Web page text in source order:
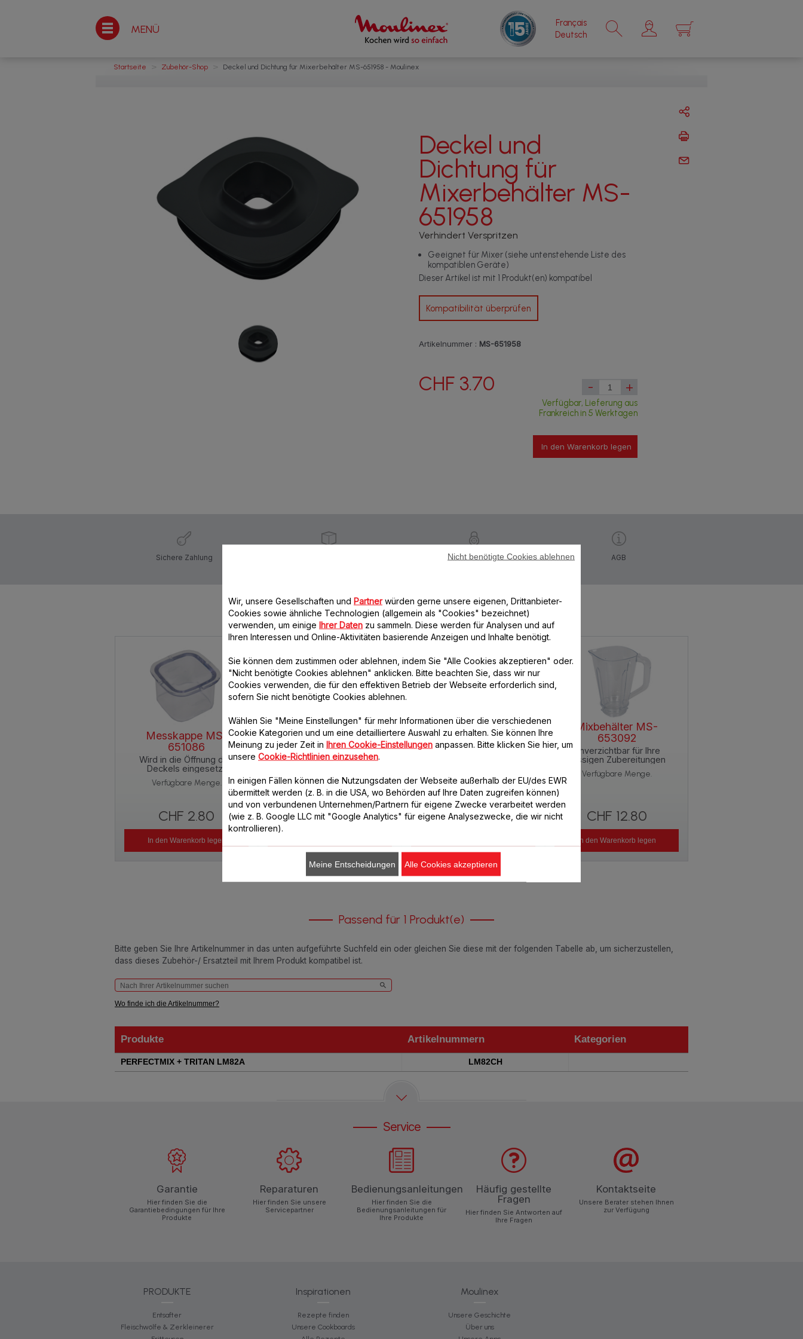
MENÜ
Français
Deutsch
×
Startseite > Zubehör-Shop Deckel und Dichtung für Mixerbehälter MS-651958 - Moulinex
Deckel und
Dichtung für
Mixerbehälter MS-
651958
Verhindert Verspritzen
Geeignet für Mixer (siehe untenstehende Liste des
kompatiblen Geräte)
Dieser Artikel ist mit 1 Produkt(en) kompatibel
Kompatibilität überprüfen
Artikelnummer : MS-651958
CHF 3.70 - +
Verfügbar, Lieferung aus
Frankreich in 5 Werktagen
In den Warenkorb legen
Sichere Zahlung Datenschutz AGB
Weiteres empfohlenes Zubehör
Messkappe MS-
651086
Wird in die Öffnung des
Deckels eingesetzt
Verfügbare Menge.
CHF 2.80
In den Warenkorb legen
Spatel MS-651117
Praktisch und
unverzichtbar!
CHF 3.70
Deckeldichtung für
Mixerbehälter MS-
651959
Verfügbare Menge.
CHF 3.70
Mixbehälter MS-
653092
flüssigen Zubereitungen
Verfügbare Menge.
CHF 12.80
In den Warenkorb legen
Passend für 1 Produkt(e)
Bitte geben Sie Ihre Artikelnummer in das unten aufgeführte Suchfeld ein oder gleichen Sie diese mit der folgenden Tabelle ab, um sicherzustellen,
dass dieses Zubehör-/ Ersatzteil mit Ihrem Produkt kompatibel ist.
Wo finde ich die Artikelnummer?
Produkte Artikelnummern
Kategorien
Produkte
Artikelnummern
PERFECTMIX + TRITAN LM82A LM82CH
Service
Garantie
Hier finden Sie die
Garantiebedingungen für Ihre
Produkte
Reparaturen
Hier finden Sie unsere
Servicepartner
Bedienungsanleitungen
Hier finden Sie die
Bedienungsanleitungen für
Ihre Produkte
Häufig gestellte
Fragen
Hier finden Sie Antworten auf
Ihre Fragen
Kontaktseite
Unsere Berater stehen Ihnen
zur Verfügung
PRODUKTE
Entsafter
Fleischwölfe & Zerkleinerer
Inspirationen
Rezepte finden
Unsere Cookboards
Moulinex
Unsere Geschichte
Über uns
Wir, unsere Gesellschaften und Partnerwürden gerne unsere eigenen, Drittanbieter-
Cookies sowie ähnliche Technologien (allgemein als "Cookies" bezeichnet)
verwenden, um einige Ihrer Daten zu sammeln. Diese werden für Analysen und auf
Ihren Interessen und Online-Aktivitäten basierende Anzeigen und Inhalte benötigt.
Sie können dem zustimmen oder ablehnen, indem Sie "Alle Cookies akzeptieren" oder.
"Nicht benötigte Cookies ablehnen" anklicken. Bitte beachten Sie, dass wir nur
Cookies verwenden, die für den effektiven Betrieb der Webseite erforderlich sind,
sofern Sie nicht benötigte Cookies ablehnen.
Wählen Sie "Meine Einstellungen" für mehr Informationen über die verschiedenen
Cookie Kategorien und um eine detailliertere Auswahl zu erhalten. Sie können Ihre
Meinung zu jeder Zeit in Ihren Cookie-Einstellungen anpassen. Bitte klicken Sie hier, um
unsere Cookie-Richtlinien einzusehen.
In einigen Fällen können die Nutzungsdaten der Webseite außerhalb der EU/des EWR
übermittelt werden (z. B. in die USA, wo Behörden auf Ihre Daten zugreifen können)
und von verbundenen Unternehmen/Partnern für eigene Zwecke verarbeitet werden
(wie z. B. Google LLC mit "Google Analytics" für eigene Analysezwecke, die wir nicht
kontrollieren).
Nicht benötigte Cookies ablehnen
Meine Entscheidungen Alle Cookies akzeptieren